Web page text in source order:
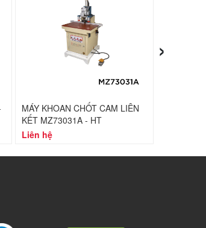
MÁY KHOAN CHỐT CAM LIÊN
KẾT MZ73031A - HT
Liên hệ
›